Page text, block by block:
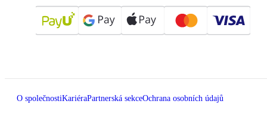
O společnostiKariéraPartnerská sekceOchrana osobních údajů